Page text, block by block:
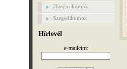
Hungarikumok
Szegedikumok
Hírlevél
e-mailcím: